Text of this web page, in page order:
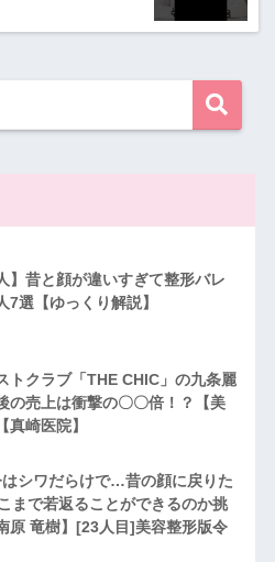
】昔と顔が違いすぎて整形バレ
7選【ゆっくり解説】
トクラブ「THE CHIC」の九条麗
の売上は衝撃の〇〇倍！？【美
真崎医院】
はシワだらけで…昔の顔に戻りた
まで若返ることができるのか挑
原 竜樹】[23人目]美容整形版令